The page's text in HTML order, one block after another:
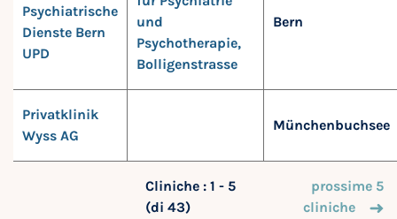
Psychiatrische
Dienste Bern
UPD
und
Psychotherapie,
Bolligenstrasse
Bern
Privatklinik
Wyss AG
Münchenbuchsee
Cliniche : 1 - 5
(di 43)
prossime 5
cliniche